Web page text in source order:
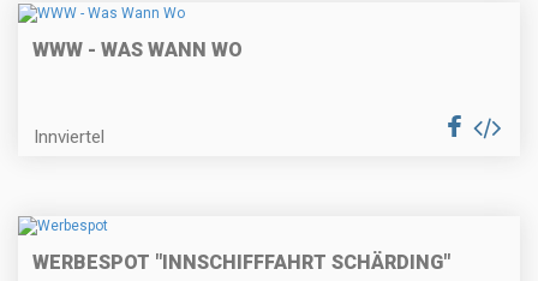
WWW - WAS WANN WO
Innviertel
WERBESPOT "INNSCHIFFFAHRT SCHÄRDING"